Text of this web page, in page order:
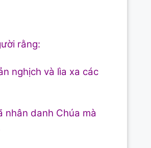
rằng:
nghịch và lìa xa các
nhân danh Chúa mà